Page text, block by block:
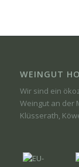
WEINGUT
Wir sind ein
Weingut an der
Klüsserath,